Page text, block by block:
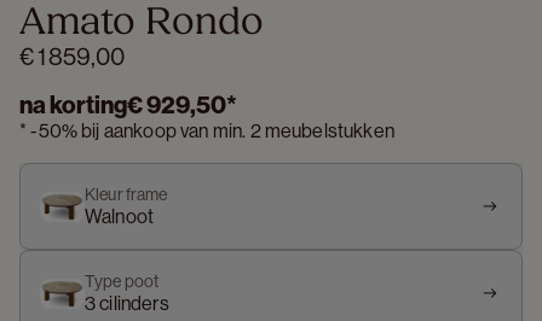
Amato Rondo
€ 1 859,00
na korting€ 929,50*
*-50% bij aankoop van min. 2 meubelstukken
Kleur frame
Walnoot
Type poot
3 cilinders